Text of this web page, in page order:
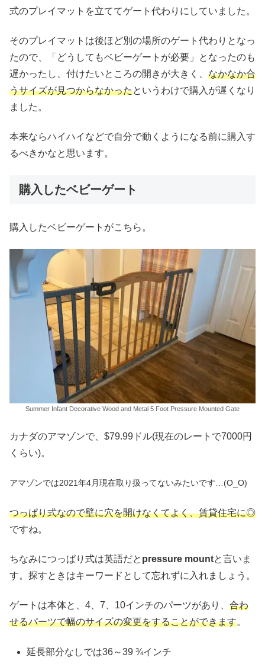
式のプレイマットを立ててゲート代わりにしていました。
そのプレイマットは後ほど別の場所のゲート代わりとなっ
たので、「どうしてもベビーゲートが必要」となったのも
遅かったし、付けたいところの開きが大きく、 なかなか合
うサイズが見つからなかったというわけで購入が遅くなり
ました。
本来ならハイハイなどで自分で動くようになる前に購入す
るべきかなと思います。
購入したベビーゲート
購入したベビーゲートがこちら。
Summer Infant Decorative Wood and Metal 5 Foot Pressure Mounted Gate
カナダのアマゾンで、$79.99ドル(現在のレートで7000円
くらい)。
アマゾンでは2021年4月現在取り扱ってないみたいです…(O_O)
つっぱり式なので壁に穴を開けなくてよく、賃貸住宅に◎
ですね。
ちなみにつっぱり式は英語だと pressure mountと言いま
す。探すときはキーワードとして忘れずに入れましょう。
ゲートは本体と、4、7、10インチのパーツがあり、 合わ
せるパーツで幅のサイズの変更をすることができます。
延長部分なしでは36～39 ¾インチ